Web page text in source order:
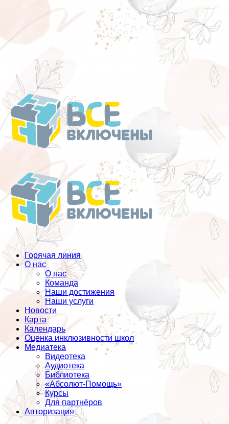
Перейти
к
содержанию
Горячая линия
О нас
О нас
Команда
Наши достижения
Наши услуги
Новости
Карта
Календарь
Оценка инклюзивности школ
Медиатека
Видеотека
Аудиотека
Библиотека
«Абсолют-Помощь»
Курсы
Для партнёров
Авторизация